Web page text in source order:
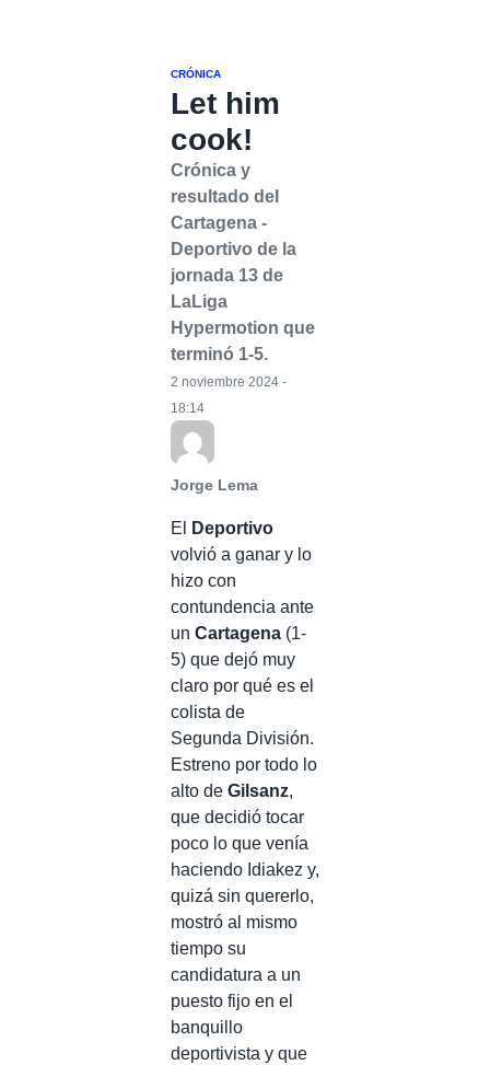
CRÓNICA
Let him
cook!
Crónica y
resultado del
Cartagena -
Deportivo de la
jornada 13 de
LaLiga
Hypermotion que
terminó 1-5.
Jorge Lema
2 noviembre 2024 -
18:14
El
Deportivo
volvió a ganar y lo
hizo con
contundencia ante
un Cartagena (1-
5) que dejó muy
claro por qué es el
colista de
Segunda División.
Estreno por todo lo
alto de Gilsanz,
que decidió tocar
poco lo que venía
haciendo Idiakez y,
quizá sin quererlo,
mostró al mismo
tiempo su
candidatura a un
puesto fijo en el
banquillo
deportivista y que